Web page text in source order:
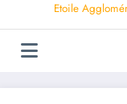
Etoile